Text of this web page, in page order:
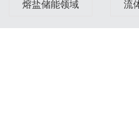
熔盐储能领域 流